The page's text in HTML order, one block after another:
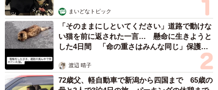
まいどなトピック
「そのままにしといてください」道路で動けな
い猫を前に返された一言… 懸命に生きようと
した4日間 「命の重さはみんな同じ」保護団
渡辺 晴子
72歳父、軽自動車で新潟から四国まで 65歳の